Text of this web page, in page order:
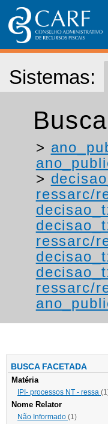
Sistemas:
>
>
ressarc/
ressarc/
ressarc/
BUSCA FACETADA
Matéria
IPI- processos NT - ressa
Nome Relator
Não Informado (1)